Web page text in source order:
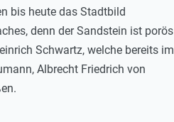
bis heute das Stadtbild
denn der Sandstein ist porös
Schwartz, welche bereits im
Albrecht Friedrich von